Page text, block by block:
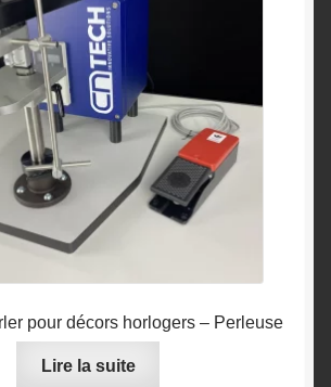
pour décors horlogers – Perleuse
Lire la suite